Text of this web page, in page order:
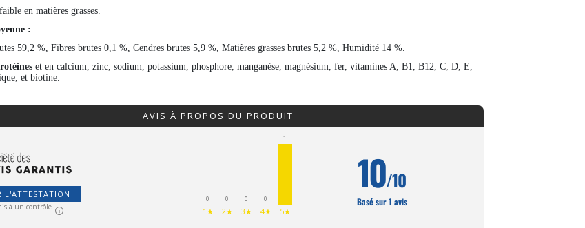
en matières grasses.
:
59,2 %, Fibres brutes 0,1 %, Cendres brutes 5,9 %, Matières grasses brutes 5,2 %, Humidité 14 %.
et en calcium, zinc, sodium, potassium, phosphore, manganèse, magnésium, fer, vitamines A, B1, B12, C, D, E,
et biotine.
AVIS À PROPOS DU PRODUIT
L'ATTESTATION
à un contrôle
0
1★
0
2★
0
3★
0
4★
1
5★
10/10
Basé sur 1 avis